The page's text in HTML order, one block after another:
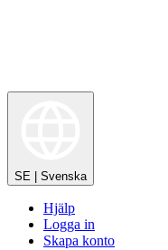
SE | Svenska
Hjälp
Logga in
Skapa konto